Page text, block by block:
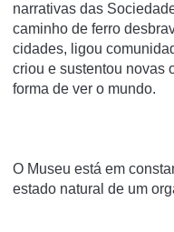
narrativas das
caminho de ferro
cidades, ligou
criou e sustentou novas
forma de ver o mundo.
O Museu está em
estado natural de um